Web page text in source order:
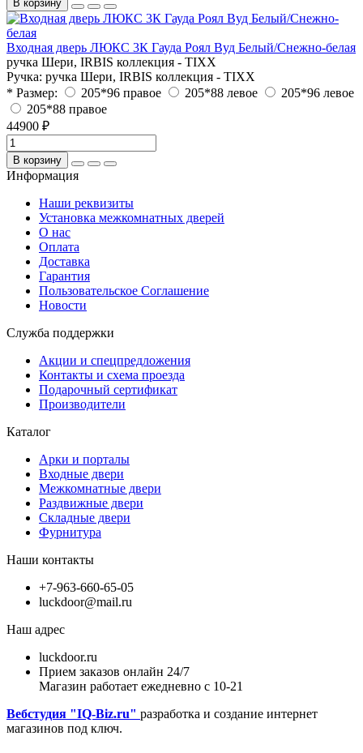
В корзину
Входная дверь ЛЮКС 3К Гауда Роял Вуд Белый/Снежно-белая
ручка Шери, IRBIS коллекция - TIXX
Ручка: ручка Шери, IRBIS коллекция - TIXX
* Размер:
205*96 правое 205*88 левое
205*96 левое
205*88 правое
44900 ₽
В корзину
Информация
Наши реквизиты
Установка межкомнатных дверей
О нас
Оплата
Доставка
Гарантия
Пользовательское Соглашение
Новости
Служба поддержки
Акции и спецпредложения
Контакты и схема проезда
Подарочный сертификат
Производители
Каталог
Арки и порталы
Входные двери
Межкомнатные двери
Раздвижные двери
Складные двери
Фурнитура
Наши контакты
+7-963-660-65-05
luckdoor@mail.ru
Наш адрес
luckdoor.ru
Прием заказов онлайн 24/7
Магазин работает ежедневно с 10-21
Вебстудия "IQ-Biz.ru" разработка и создание интернет
магазинов под ключ.